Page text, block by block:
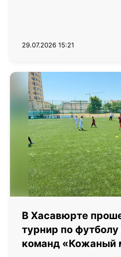
29.07.2026 15:21
В Хасавюрте
турнир по
команд «Кожаный